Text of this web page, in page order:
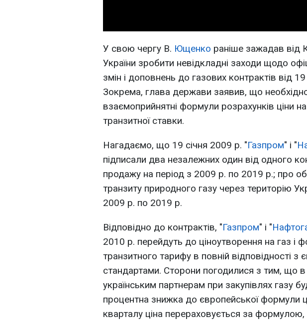
У свою чергу В. Ющенко раніше зажадав від
України зробити невідкладні заходи щодо
змін і доповнень до газових контрактів від
Зокрема, глава держави заявив, що
взаємоприйнятні формули розрахунків ціни на
транзитної ставки.
Нагадаємо, що 19 січня 2009 р. "Газпром" і "
підписали два незалежних один від одного
продажу на період з 2009 р. по 2019 р.; про
транзиту природного газу через територію
2009 р. по 2019 р.
Відповідно до контрактів, "Газпром" і "
2010 р. перейдуть до ціноутворення на газ і
транзитного тарифу в повній відповідності з
стандартами. Сторони погодилися з тим, що
українським партнерам при закупівлях газу
процентна знижка до європейської формули
кварталу ціна перераховується за